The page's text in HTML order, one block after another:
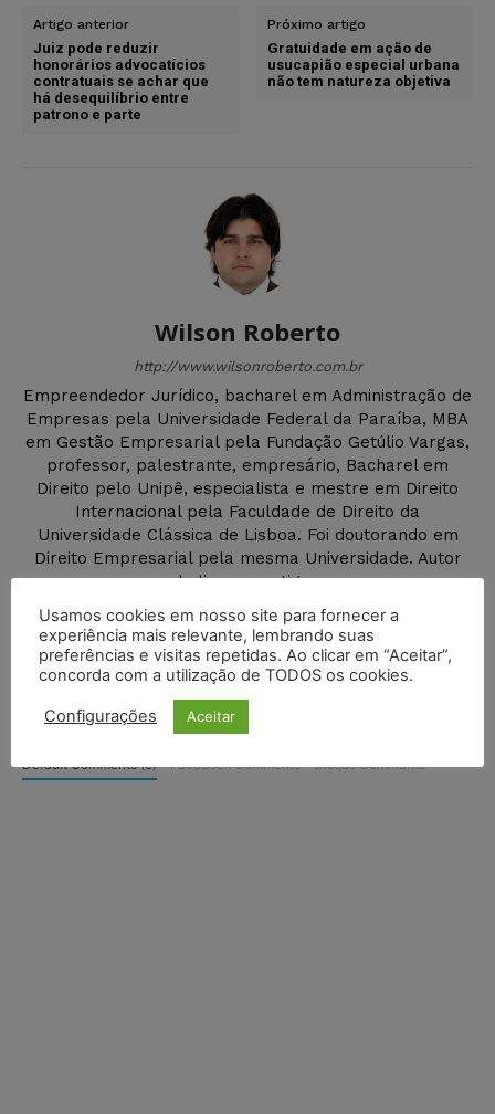
Artigo anterior
Juiz pode reduzir
honorários advocatícios
contratuais se achar que
há desequilíbrio entre
patrono e parte
Próximo artigo
Gratuidade em ação de
usucapião especial urbana
não tem natureza objetiva
Wilson Roberto
http://www.wilsonroberto.com.br
Empreendedor Jurídico, bacharel em Administração de
Empresas pela Universidade Federal da Paraíba, MBA
em Gestão Empresarial pela Fundação Getúlio Vargas,
professor, palestrante, empresário, Bacharel em
Direito pelo Unipê, especialista e mestre em Direito
Internacional pela Faculdade de Direito da
Universidade Clássica de Lisboa. Foi doutorando em
Direito Empresarial pela mesma Universidade. Autor
de livros e artigos.
DEIXE UM COMENTÁRIO
Default Comments (0) Facebook Comments Disqus Comments
Usamos cookies em nosso site para fornecer a
experiência mais relevante, lembrando suas
preferências e visitas repetidas. Ao clicar em “Aceitar”,
concorda com a utilização de TODOS os cookies.
Configurações Aceitar